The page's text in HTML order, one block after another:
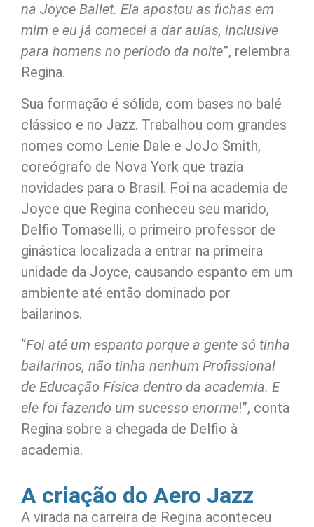
na Joyce Ballet. Ela apostou as fichas em
mim e eu já comecei a dar aulas, inclusive
para homens no período da noite”, relembra
Regina.
Sua formação é sólida, com bases no balé
clássico e no Jazz. Trabalhou com grandes
nomes como Lenie Dale e JoJo Smith,
coreógrafo de Nova York que trazia
novidades para o Brasil. Foi na academia de
Joyce que Regina conheceu seu marido,
Delfio Tomaselli, o primeiro professor de
ginástica localizada a entrar na primeira
unidade da Joyce, causando espanto em um
ambiente até então dominado por
bailarinos.
“Foi até um espanto porque a gente só tinha
bailarinos, não tinha nenhum Profissional
de Educação Física dentro da academia. E
ele foi fazendo um sucesso enorme!”, conta
Regina sobre a chegada de Delfio à
academia.
A criação do Aero Jazz
A virada na carreira de Regina aconteceu